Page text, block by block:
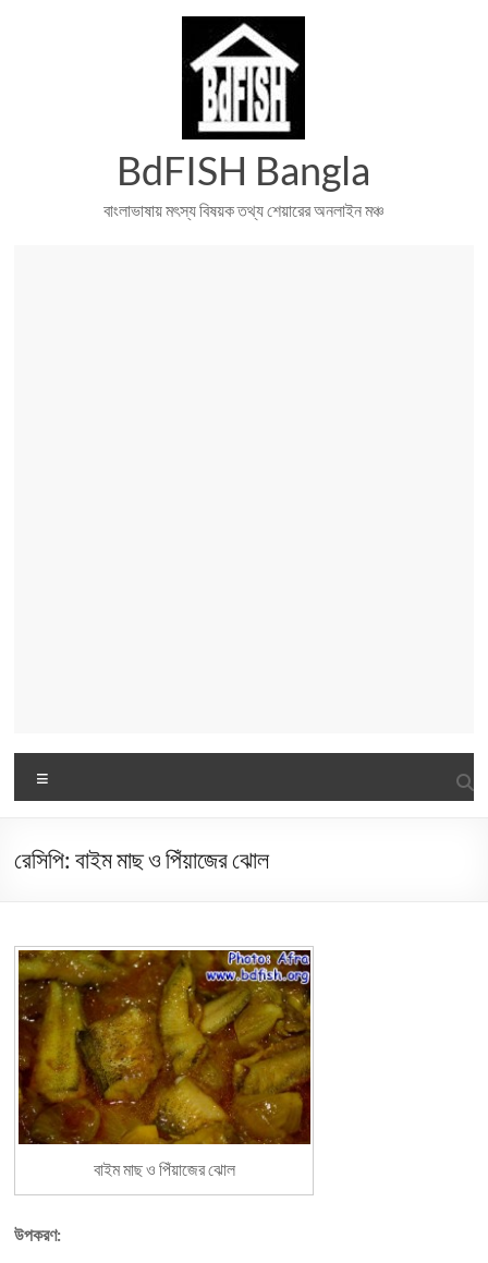
BdFISH Bangla
বাংলাভাষায় মৎস্য বিষয়ক তথ্য শেয়ারের অনলাইন মঞ্চ
রেসিপি: বাইম মাছ ও পিঁয়াজের ঝোল
বাইম মাছ ও পিঁয়াজের ঝোল
উপকরণ: